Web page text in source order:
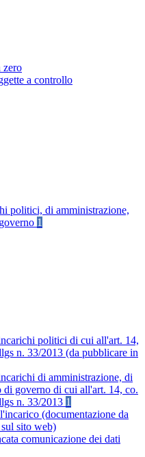
zero
a controllo
politici, di amministrazione,
1
politici di cui all'art. 14,
n. 33/2013 (da pubblicare in
di amministrazione, di
di governo di cui all'art. 14, co.
n. 33/2013 1
(documentazione da
sito web)
comunicazione dei dati